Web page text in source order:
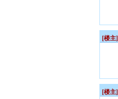
[楼主]
[楼主]